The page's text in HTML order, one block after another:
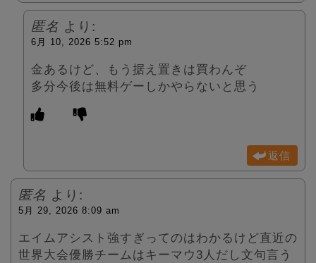
匿名 より:
6月 10, 2026 5:52 pm
金あるけど、もう据え置きは買わんぞ
多分今後は無料ゲーしかやらないと思う
返信
匿名 より:
5月 29, 2026 8:09 am
エイムアシスト強すぎってのはわかるけど直近の
世界大会優勝チームはキーマウ3人だし文句言う